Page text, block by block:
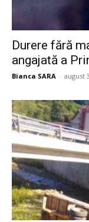
Durere fără
angajată a
Bianca SARA - august